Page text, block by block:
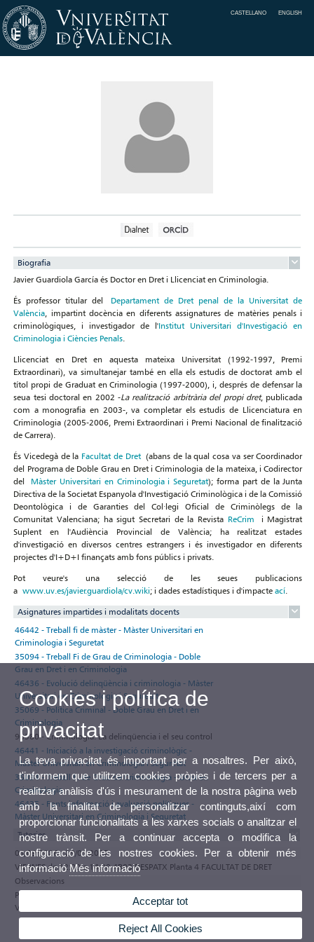
CASTELLANO ENGLISH
Biografia
Javier Guardiola García és Doctor en Dret i Llicenciat en Criminologia.
És professor titular del Departament de Dret penal de la Universitat de
València , impartint docència en diferents assignatures de matèries penals i
criminològiques, i investigador de l'Institut Universitari d'Investigació en
Criminologia i Ciències Penals
Llicenciat en Dret en aquesta mateixa Universitat (1992-1997, Premi
Extraordinari), va simultanejar també en ella els estudis de doctorat amb el
títol propi de Graduat en Criminologia (1997-2000), i, després de defensar la
seua tesi doctoral en 2002 -La realització arbitrària del propi dret, publicada
com a monografia en 2003-, va completar els estudis de Llicenciatura en
Criminologia (2005-2006, Premi Extraordinari i Premi Nacional de finalització
de Carrera).
És Vicedegà de la Facultat de Dret(abans de la qual cosa va ser Coordinador
del Programa de Doble Grau en Dret i Criminologia de la mateixa, i Codirector
del Màster Universitari en Criminologia i Seguretat); forma part de la Junta
Directiva de la Societat Espanyola d'Investigació Criminològica i de la Comissió
Deontològica i de Garanties del Col·legi Oficial de Criminòlegs de la
Comunitat Valenciana; ha sigut Secretari de la Revista ReCrim i Magistrat
Suplent en l'Audiència Provincial de València; ha realitzat estades
d'investigació en diversos centres estrangers i és investigador en diferents
projectes d'I+D+I finançats amb fons públics i privats.
Pot veure's una selecció de les seues publicacions
awww.uv.es/javier.guardiola/cv.wiki; i dades estadístiques i d'impacteací
Asignatures impartides i modalitats docents
46442 - Treball fi de màster - Màster Universitari en
Criminologia i Seguretat
35094 - Treball Fi de Grau de Criminologia - Doble
Grau en Dret i en Criminologia
46436 - Evolució delinqüència i criminologia - Màster
Universitari en Criminologia i Seguretat
35069 - Política Criminal - Doble Grau en Dret i en
Criminologia
90380 - Criminologia: La delinqüencia i el seu control
46441 - Iniciació a la investigació criminològic -
Màster Universitari en Criminologia i Seguretat
35094 - Treball Fi de Grau de Criminologia - Grau en
Criminologia
46435 - Fonts informació i avaluació polítiques -
Màster Universitari en Criminologia i Seguretat
Tutories
01/09/2026 - 29/01/2027
VIERNES de 12:00 a 14:00 4B03 DESPATX Planta 4 FACULTAT DE DRET
Observacions
Participa en el programa de tutories electròniques de la Universitat de
València
Cookies i política de
privacitat
La teva privacitat és important per a nosaltres. Per això,
t'informem que utilitzem cookies pròpies i de tercers per a
realitzar anàlisis d'ús i mesurament de la nostra pàgina web
amb la finalitat de personalitzar continguts,així com
proporcionar funcionalitats a les xarxes socials o analitzar el
nostre trànsit. Per a continuar accepta o modifica la
configuració de les nostres cookies. Per a obtenir més
informacióMés informació
Acceptar tot
Reject All Cookies